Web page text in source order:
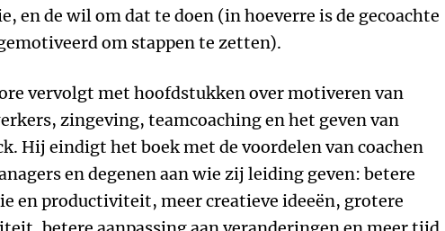
en de wil om dat te doen (in hoeverre is de gecoachte
om stappen te zetten).
vervolgt met hoofdstukken over motiveren van
zingeving, teamcoaching en het geven van
Hij eindigt het boek met de voordelen van coachen
en degenen aan wie zij leiding geven: betere
en productiviteit, meer creatieve ideeën, grotere